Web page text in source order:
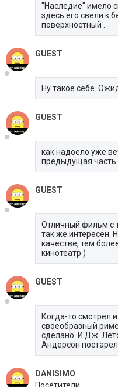
"Наследие" имело
здесь его свели к
поверхностный .
GUEST
Ну такое себе.
GUEST
как надоело уже
предыдущая
GUEST
Отличный фильм с
так же интересен.
качестве, тем
кинотеатр )
GUEST
Когда-то смотрел
своеобразный
сделано. И Дж.
Андерсон
DANISIMO
Посетители